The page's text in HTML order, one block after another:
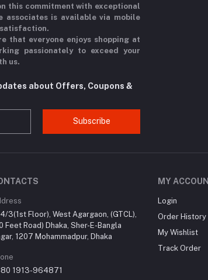
this commitment with exceptional
associates is available via mobile
satisfaction.
that everyone enjoys shopping at
passionately to exceed your
us.
about Offers, Coupons &
Subscribe
3(1st Floor), West Agargaon, (GTCL),
Feet Road) Dhaka, Sher-E-Bangla
1207 Mohammadpur, Dhaka
1913-964871
MY
Login
Order History
My Wishlist
Track Order